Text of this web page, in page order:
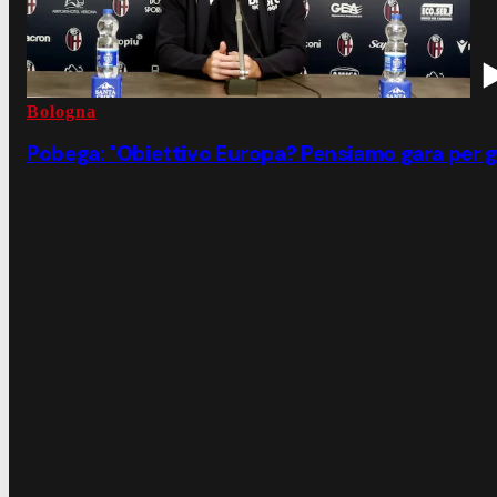
Bologna
Pobega: "Obiettivo Europa? Pensiamo gara per